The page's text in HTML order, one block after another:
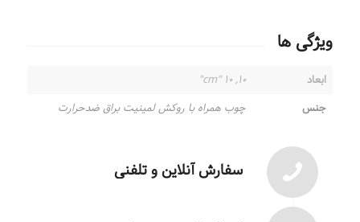
ویژگی ها
ابعاد
۱۰, ۱۰ "cm"
جنس
چوب همراه با روکش لمینیت براق ضدحرارت
سفارش آنلاین و تلفنی